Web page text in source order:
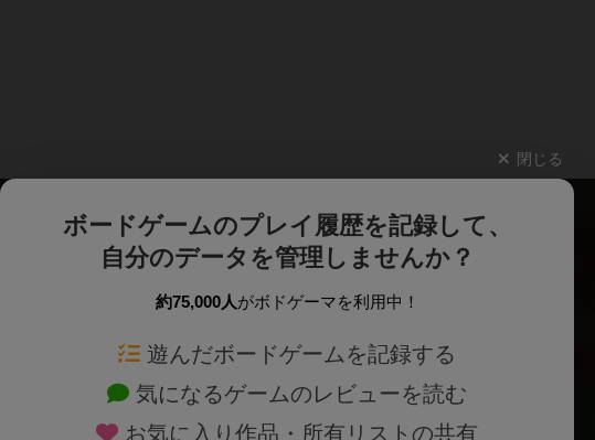
閉じる
ボードゲームのプレイ履歴を記録して、
自分のデータを管理しませんか？
約75,000人がボドゲーマを利用中！
遊んだボードゲームを記録する
気になるゲームのレビューを読む
お気に入り作品・所有リストの共有
ボードゲームを検索する 新作・再入荷情報